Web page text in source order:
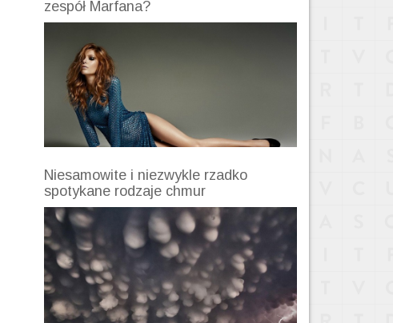
zespół Marfana?
Niesamowite i niezwykle rzadko
spotykane rodzaje chmur